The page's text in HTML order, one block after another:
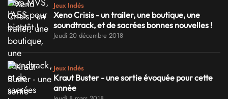
Jeux Indés
Xeno Crisis - un trailer, une boutique, une
soundtrack, et de sacrées bonnes nouvelles !
Jeudi 20 décembre 2018
Jeux Indés
Kraut Buster - une sortie évoquée pour cette
année